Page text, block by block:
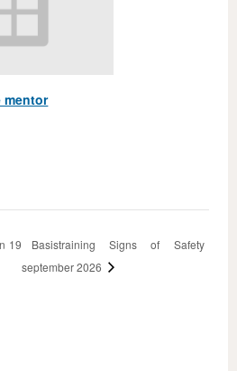
mentor
19
Basistraining Signs of Safety
september 2026